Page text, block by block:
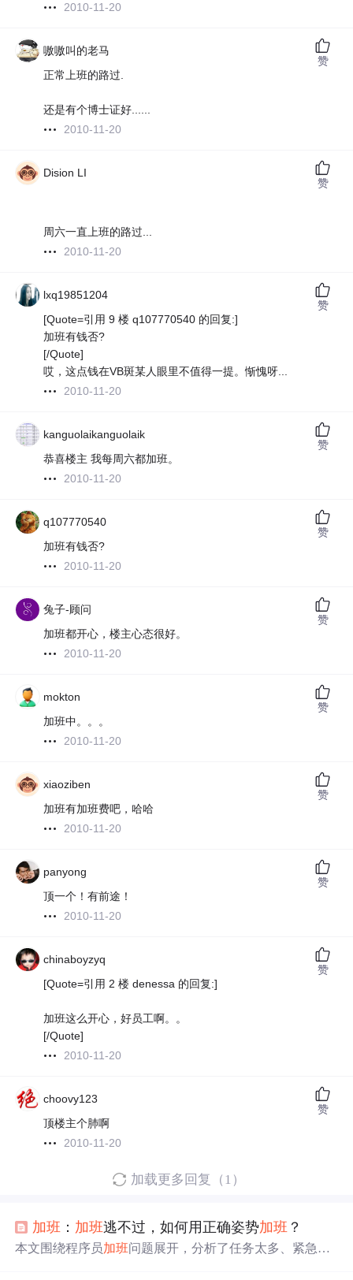
2010-11-20
嗷嗷叫的老马
正常上班的路过.
还是有个博士证好......
2010-11-20
赞
Dision LI
周六一直上班的路过...
2010-11-20
赞
lxq19851204
[Quote=引用 9 楼 q107770540 的回复:]
加班有钱否?
[/Quote]
哎，这点钱在VB斑某人眼里不值得一提。惭愧呀...
2010-11-20
赞
kanguolaikanguolaik
恭喜楼主 我每周六都加班。
2010-11-20
赞
q107770540
加班有钱否?
2010-11-20
赞
兔子-顾问
加班都开心，楼主心态很好。
2010-11-20
赞
mokton
加班中。。。
2010-11-20
赞
xiaoziben
加班有加班费吧，哈哈
2010-11-20
赞
panyong
顶一个！有前途！
2010-11-20
赞
chinaboyzyq
[Quote=引用 2 楼 denessa 的回复:]
加班这么开心，好员工啊。。
[/Quote]
2010-11-20
赞
choovy123
顶楼主个肺啊
2010-11-20
赞
加载更多回复（1）
加班 ： 加班逃不过，如何用正确姿势加班 ？
本文围绕程序员加班问题展开，分析了任务太多、紧急事